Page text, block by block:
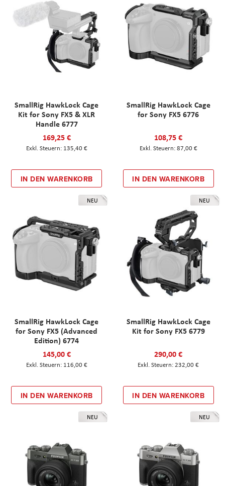
SmallRig HawkLock Cage
Kit for Sony FX5 & XLR
Handle 6777
169,25 €
135,40 €
IN DEN WARENKORB
SmallRig HawkLock Cage
for Sony FX5 6776
108,75 €
87,00 €
IN DEN WARENKORB
NEU
SmallRig HawkLock Cage
for Sony FX5 (Advanced
Edition) 6774
145,00 €
116,00 €
IN DEN WARENKORB
NEU
SmallRig HawkLock Cage
Kit for Sony FX5 6779
290,00 €
232,00 €
IN DEN WARENKORB
NEU NEU